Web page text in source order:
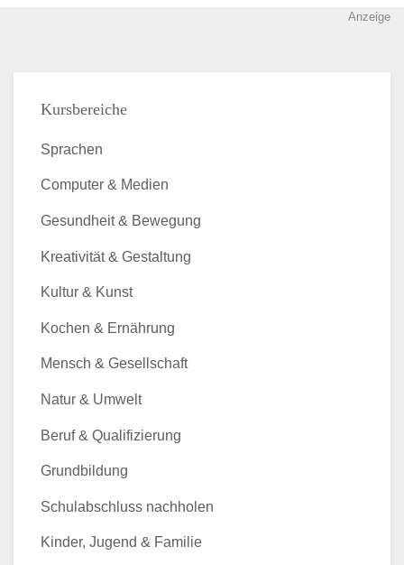
Anzeige
Kursbereiche
Sprachen
Computer & Medien
Gesundheit & Bewegung
Kreativität & Gestaltung
Kultur & Kunst
Kochen & Ernährung
Mensch & Gesellschaft
Natur & Umwelt
Beruf & Qualifizierung
Grundbildung
Schulabschluss nachholen
Kinder, Jugend & Familie